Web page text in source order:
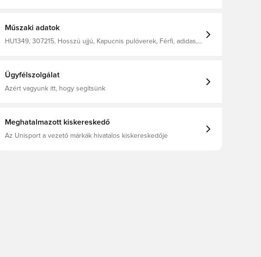
újrahasznosított poliészter. Bordázott szegély és mandzsetták.
Műszaki adatok
HU1349, 307215, Hosszú ujjú, Kapucnis pulóverek, Férfi, adidas,
Ügyfélszolgálat
Azért vagyunk itt, hogy segítsünk
Meghatalmazott kiskereskedő
Az Unisport a vezető márkák hivatalos kiskereskedője